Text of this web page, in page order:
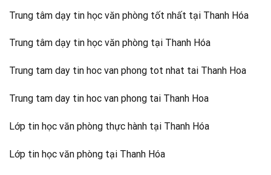
Trung tâm dạy tin học văn phòng tốt nhất tại Thanh Hóa
Trung tâm dạy tin học văn phòng tại Thanh Hóa
Trung tam day tin hoc van phong tot nhat tai Thanh Hoa
Trung tam day tin hoc van phong tai Thanh Hoa
Lớp tin học văn phòng thực hành tại Thanh Hóa
Lớp tin học văn phòng tại Thanh Hóa